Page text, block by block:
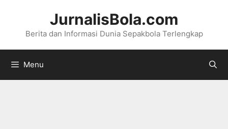
JurnalisBola.com
Berita dan Informasi Dunia Sepakbola Terlengkap
Menu